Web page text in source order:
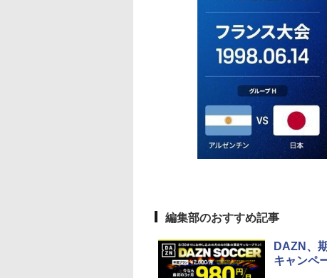
編集部のおすすめ記事
DAZN、
キャンペ